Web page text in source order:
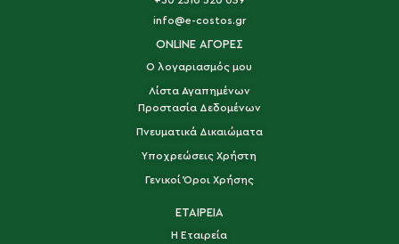
info@e-costos.gr
ONLINE ΑΓΟΡΕΣ
Ο λογαριασμός μου
Λίστα Αγαπημένων
Προστασία Δεδομένων
Πνευματικά Δικαιώματα
Υποχρεώσεις Χρήστη
Γενικοί Όροι Χρήσης
ΕΤΑΙΡΕΙΑ
Η Εταιρεία